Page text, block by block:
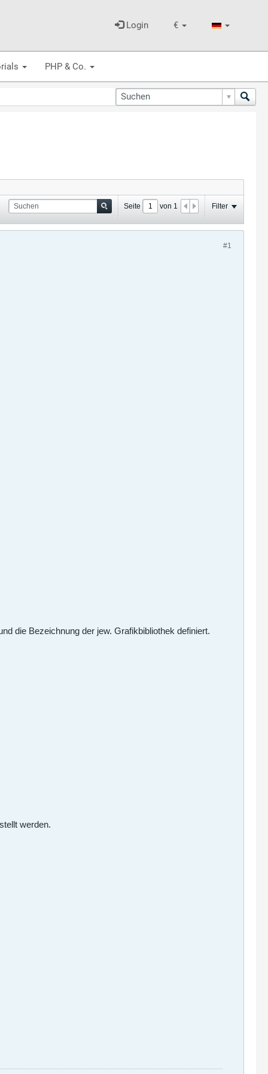
€
Login
PHP & Co.
Seite von 1 Filter
#1
die Bezeichnung der jew. Grafikbibliothek definiert.
werden.